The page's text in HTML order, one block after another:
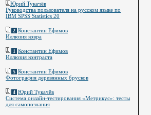
Юрий Тукачёв
Руководства пользователя на русском языке по
IBM SPSS Statistics 20
2 Константин Ефимов
Иллюзия ковра
1 Константин Ефимов
Иллюзия контраста
5 Константин Ефимов
Фотография деревянных брусков
4 Юрий Тукачёв
Система онлайн-тестирования «Метрикус»: тесты
для самопознания